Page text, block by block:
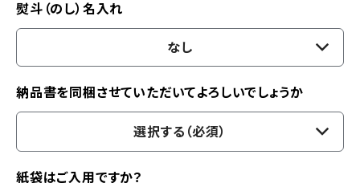
熨斗（のし）名入れ
なし
納品書を同梱させていただいてよろしいでしょうか
選択する（必須）
紙袋はご入用ですか？